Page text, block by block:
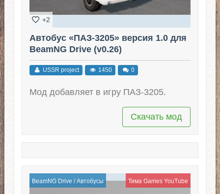
+2
Автобус «ПАЗ-3205» версия 1.0 для
BeamNG Drive (v0.26)
USSR project 1450 0
Мод добавляет в игру ПАЗ-3205.
Скачать мод
BeamNG Drive /Автобусы Тима Games YouTube